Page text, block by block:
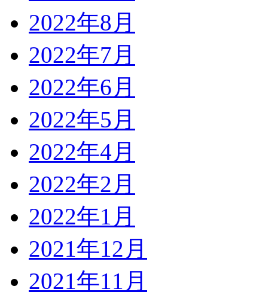
2022年8月
2022年7月
2022年6月
2022年5月
2022年4月
2022年2月
2022年1月
2021年12月
2021年11月